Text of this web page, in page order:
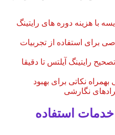
با هزینه دوره های رایتینگ
برای استفاده از تجربیات
رایتینگ آیلتس تا دقیقا
نکاتی برای بهبود
نگارشی
استفاده